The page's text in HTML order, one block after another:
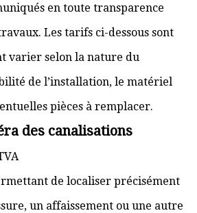
en toute transparence
Les tarifs ci-dessous sont
varier selon la nature du
de l’installation, le matériel
pièces à remplacer.
des canalisations
de localiser précisément
un affaissement ou une autre